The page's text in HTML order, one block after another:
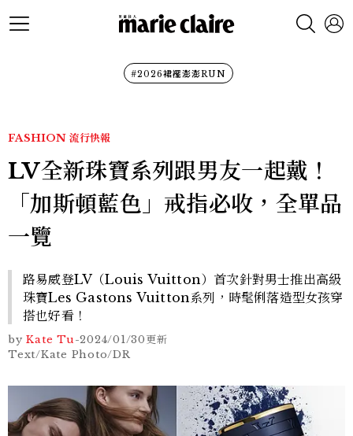
#2026裙襬澎澎RUN
FASHION 流行快報
LV全新珠寶系列跟男友一起戴！
「加斯頓藍色」戒指必收，全單品
一覽
路易威登LV（Louis Vuitton）首次針對男士推出高級
珠寶Les Gastons Vuitton系列，時髦俐落造型女孩穿
搭也好看！
by Kate Tu-2024/01/30更新
Text/Kate Photo/DR